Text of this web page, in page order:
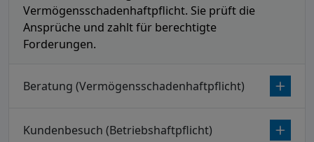
Vermögensschadenhaftpflicht. Sie prüft die
Ansprüche und zahlt für berechtigte
Forderungen.
Beratung (Vermögensschadenhaftpflicht)
Kundenbesuch (Betriebshaftpflicht)